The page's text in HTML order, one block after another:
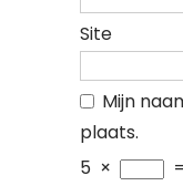
Site
Mijn
plaats.
5 × =